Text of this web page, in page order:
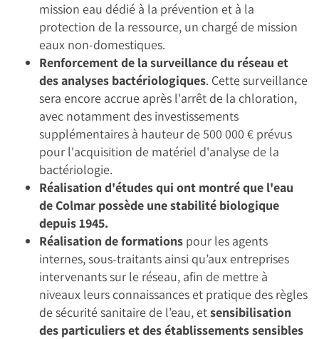
mission eau dédié à la prévention et à la
protection de la ressource, un chargé de mission
eaux non-domestiques.
Renforcement de la surveillance du réseau et
des analyses bactériologiques. Cette surveillance
sera encore accrue après l'arrêt de la chloration,
avec notamment des investissements
supplémentaires à hauteur de 500 000 € prévus
pour l'acquisition de matériel d'analyse de la
bactériologie.
Réalisation d'études qui ont montré que l'eau
de Colmar possède une stabilité biologique
depuis 1945.
Réalisation de formations pour les agents
internes, sous-traitants ainsi qu’aux entreprises
intervenants sur le réseau, afin de mettre à
niveaux leurs connaissances et pratique des règles
de sécurité sanitaire de l’eau, etsensibilisation
des particuliers et des établissements sensibles